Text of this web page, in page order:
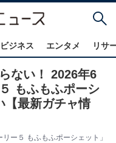
ジネス エンタメ リサ
ない！ 2026年6
もふもふポーシ
【最新ガチャ情
ー５ もふもふポーシェット」